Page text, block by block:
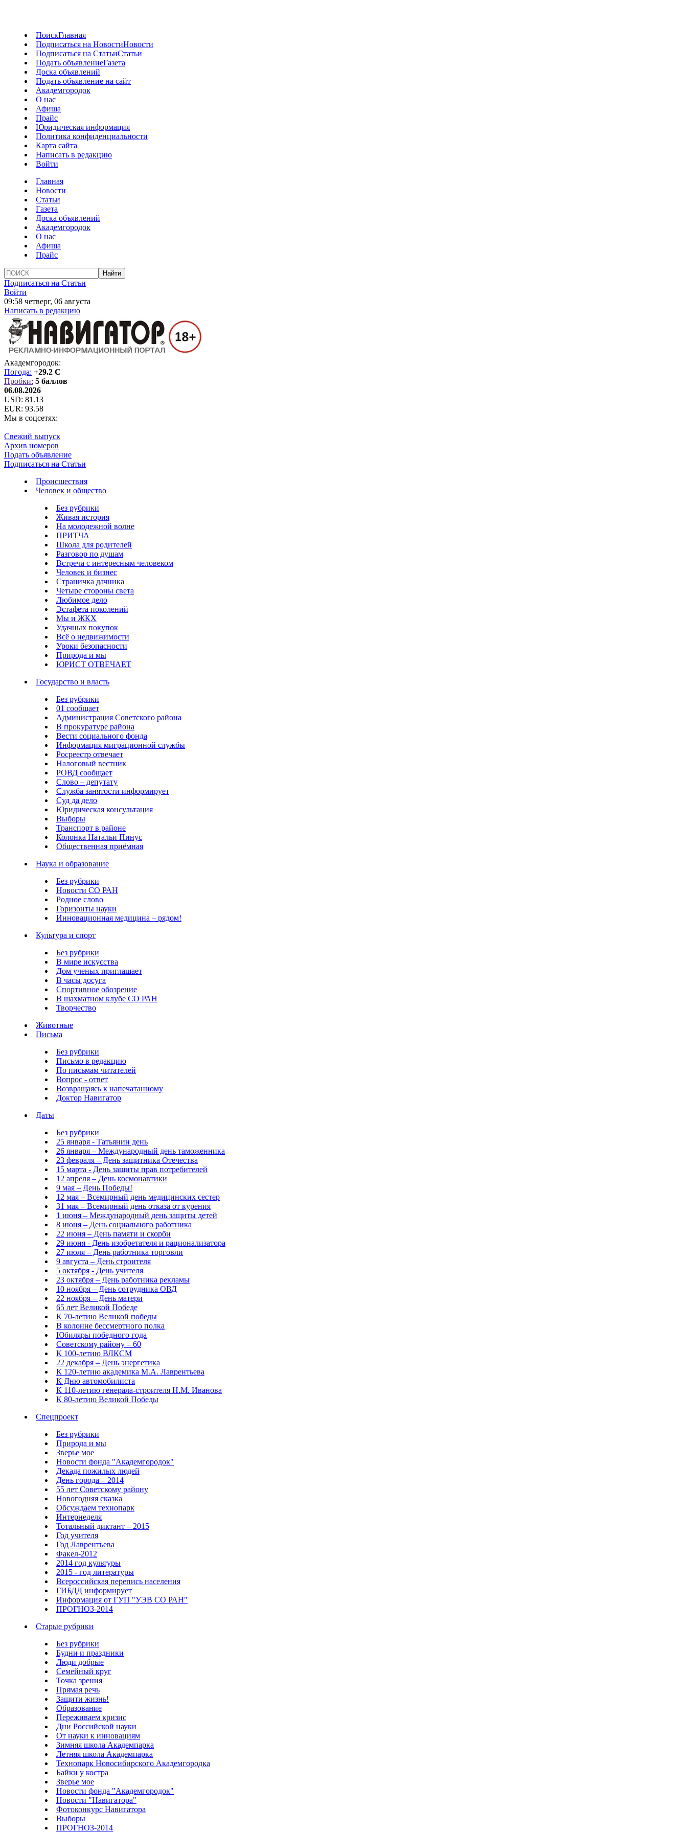
ПоискГлавная
Подписаться на НовостиНовости
Подписаться на СтатьиСтатьи
Подать объявлениеГазета
Доска объявлений
Подать объявление на сайт
Академгородок
О нас
Афиша
Прайс
Юридическая информация
Политика конфиденциальности
Карта сайта
Написать в редакцию
Войти
Главная
Новости
Статьи
Газета
Доска объявлений
Академгородок
О нас
Афиша
Прайс
Подписаться на Статьи
Войти
09:58 четверг, 06 августа
Написать в редакцию
Академгородок:
Погода: +29.2 C
Пробки: 5 баллов
06.08.2026
USD: 81.13
EUR: 93.58
Мы в соцсетях:
Свежий выпуск
Архив номеров
Подать объявление
Подписаться на Статьи
Происшествия
Человек и общество
Без рубрики
Живая история
На молодежной волне
ПРИТЧА
Школа для родителей
Разговор по душам
Встреча с интересным человеком
Человек и бизнес
Страничка дачника
Четыре стороны света
Любимое дело
Эстафета поколений
Мы и ЖКХ
Удачных покупок
Всё о недвижимости
Уроки безопасности
Природа и мы
ЮРИСТ ОТВЕЧАЕТ
Государство и власть
Без рубрики
01 сообщает
Администрация Советского района
В прокуратуре района
Вести социального фонда
Информация миграционной службы
Росреестр отвечает
Налоговый вестник
РОВД сообщает
Слово – депутату
Служба занятости информирует
Суд да дело
Юридическая консультация
Выборы
Транспорт в районе
Колонка Натальи Пинус
Общественная приёмная
Наука и образование
Без рубрики
Новости СО РАН
Родное слово
Горизонты науки
Инновационная медицина – рядом!
Культура и спорт
Без рубрики
В мире искусства
Дом ученых приглашает
В часы досуга
Спортивное обозрение
В шахматном клубе СО РАН
Творчество
Животные
Письма
Без рубрики
Письмо в редакцию
По письмам читателей
Вопрос - ответ
Возвращаясь к напечатанному
Доктор Навигатор
Даты
Без рубрики
25 января - Татьянин день
26 января – Международный день таможенника
23 февраля – День защитника Отечества
15 марта - День защиты прав потребителей
12 апреля – День космонавтики
9 мая – День Победы!
12 мая – Всемирный день медицинских сестер
31 мая – Всемирный день отказа от курения
1 июня – Международный день защиты детей
8 июня – День социального работника
22 июня – День памяти и скорби
29 июня - День изобретателя и рационализатора
27 июля – День работника торговли
9 августа – День строителя
5 октября - День учителя
23 октября – День работника рекламы
10 ноября – День сотрудника ОВД
22 ноября – День матери
65 лет Великой Победе
К 70-летию Великой победы
В колонне бессмертного полка
Юбиляры победного года
Советскому району – 60
К 100-летию ВЛКСМ
22 декабря – День энергетика
К 120-летию академика М.А. Лаврентьева
К Дню автомобилиста
К 110-летию генерала-строителя Н.М. Иванова
К 80-летию Великой Победы
Спецпроект
Без рубрики
Природа и мы
Зверье мое
Новости фонда "Академгородок"
Декада пожилых людей
День города – 2014
55 лет Советскому району
Новогодняя сказка
Обсуждаем технопарк
Интернеделя
Тотальный диктант – 2015
Год учителя
Год Лаврентьева
Факел-2012
2014 год культуры
2015 - год литературы
Всероссийская перепись населения
ГИБДД информирует
Информация от ГУП "УЭВ СО РАН"
ПРОГНОЗ-2014
Старые рубрики
Без рубрики
Будни и праздники
Люди добрые
Семейный круг
Точка зрения
Прямая речь
Защити жизнь!
Образование
Переживаем кризис
Дни Российской науки
От науки к инновациям
Зимняя школа Академпарка
Летняя школа Академпарка
Технопарк Новосибирского Академгородка
Байки у костра
Зверье мое
Новости фонда "Академгородок"
Новости "Навигатора"
Фотоконкурс Навигатора
Выборы
ПРОГНОЗ-2014